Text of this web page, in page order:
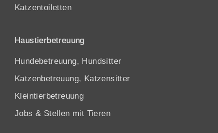
Katzentoiletten
Haustierbetreuung
Hundebetreuung, Hundsitter
Katzenbetreuung, Katzensitter
Kleintierbetreuung
Jobs & Stellen mit Tieren